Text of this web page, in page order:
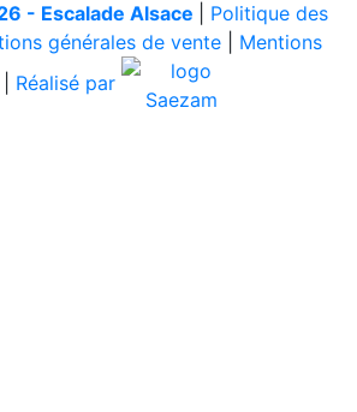
- Escalade Alsace
Politique des
générales de vente| Mentions
Réalisé par